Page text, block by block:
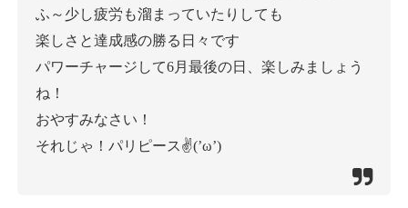
ふ～少し疲労も溜まっていたりしても
楽しさと達成感の勝る日々です
パワーチャージして6月最後の日、楽しみましょう
ね！
おやすみなさい！
それじゃ！パリピース✌(’ω’)